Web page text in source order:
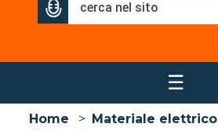
☰
Home > Materiale elettrico